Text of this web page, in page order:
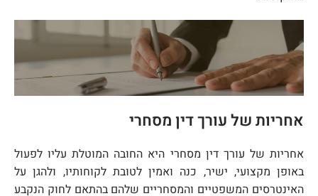
אחריות של עורך דין מסחרי
אחריות של עורך דין מסחרי היא החובה המוטלת עליו לפעול
באופן מקצועי, ישיר, כנה ואמין לטובת לקוחותיו, ולהגן על
האינטרסים המשפטיים והמסחריים שלהם בהתאם לחוק הנקבע